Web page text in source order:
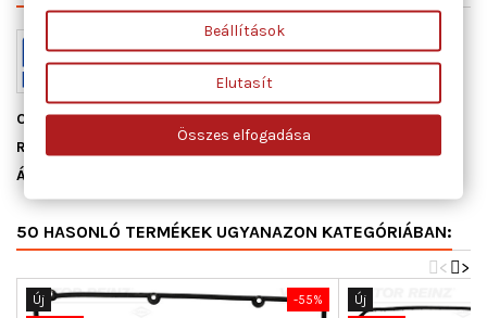
Cikkszám11109200
Raktáron
Állapot
50 HASONLÓ TERMÉKEK UGYANAZON KATEGÓRIÁBAN:
>
<
-55%
Új
Új
Beállítások
Elutasít
Összes elfogadása